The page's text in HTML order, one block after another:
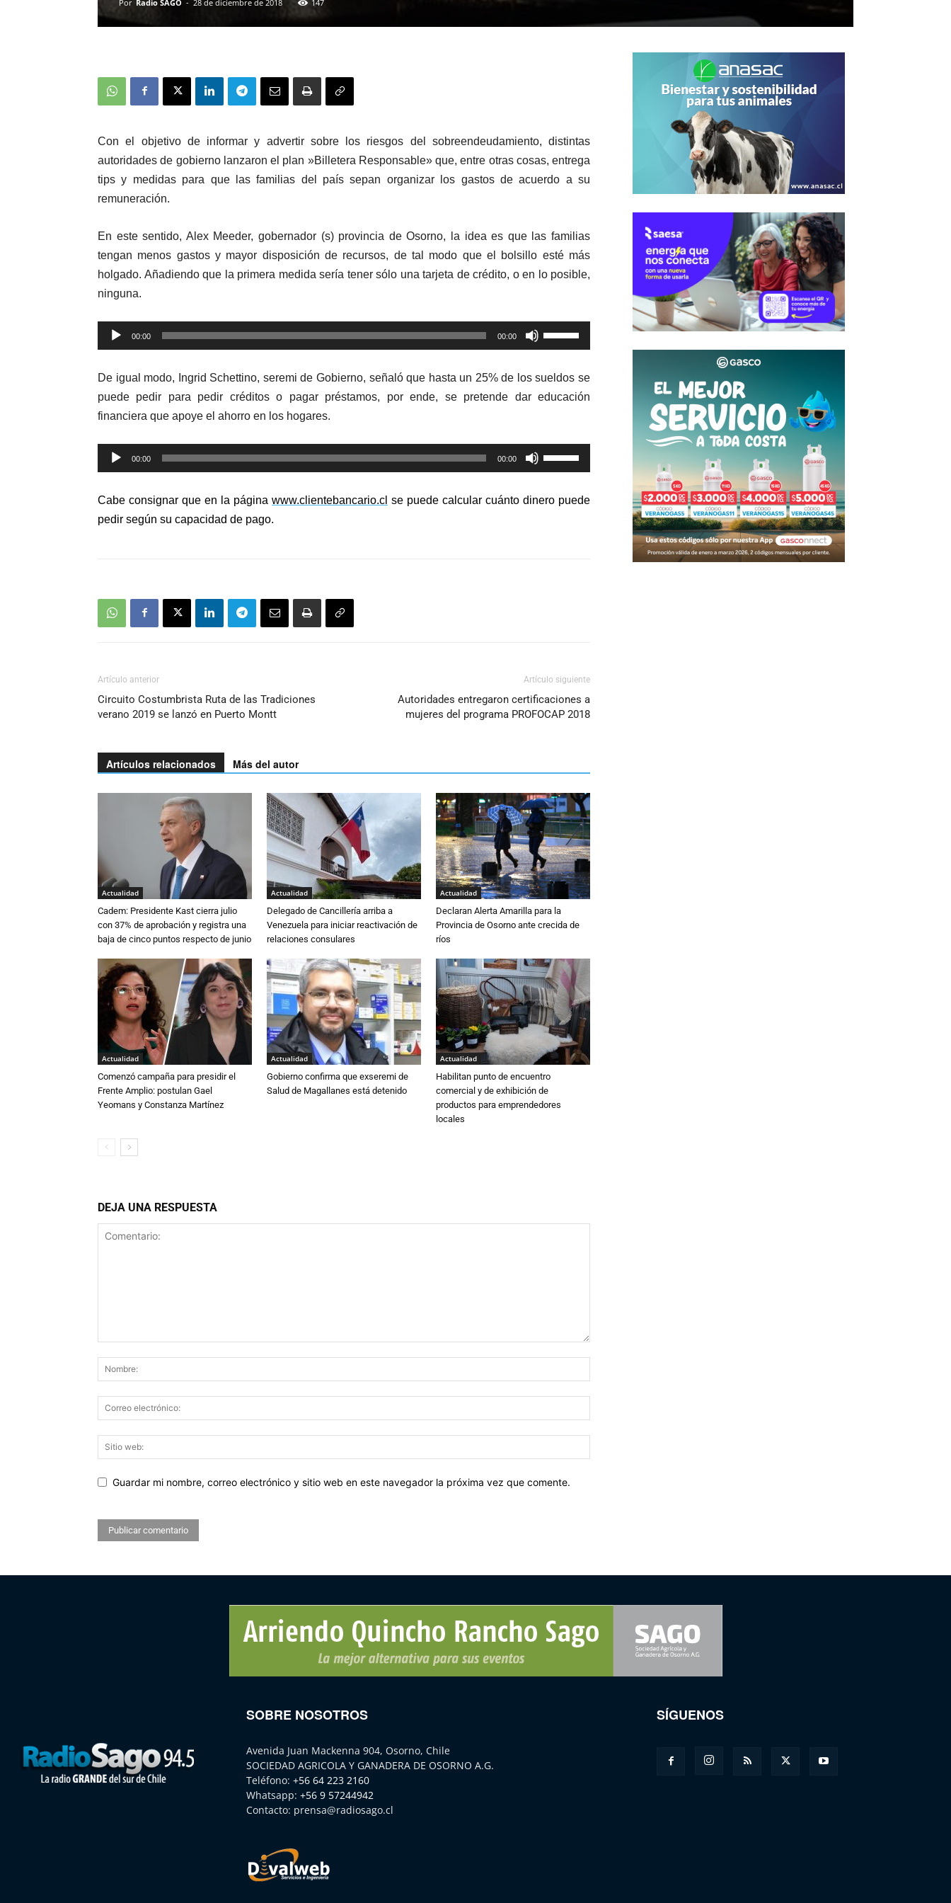
Por Radio SAGO - 28 de diciembre de 2018 147
Con el objetivo de informar y advertir sobre los riesgos del sobreendeudamiento, distintas
autoridades de gobierno lanzaron el plan »Billetera Responsable» que, entre otras cosas, entrega
tips y medidas para que las familias del país sepan organizar los gastos de acuerdo a su
remuneración.
En este sentido, Alex Meeder, gobernador (s) provincia de Osorno, la idea es que las familias
tengan menos gastos y mayor disposición de recursos, de tal modo que el bolsillo esté más
holgado. Añadiendo que la primera medida sería tener sólo una tarjeta de crédito, o en lo posible,
ninguna.
Reproductor
de
00:00 00:00
las
de
flecha
aumentar
disminuir
De igual modo, Ingrid Schettino, seremi de Gobierno, señaló que hasta un 25% de los sueldos se
puede pedir para pedir créditos o pagar préstamos, por ende, se pretende dar educación
financiera que apoye el ahorro en los hogares.
Reproductor
de
00:00 00:00
las
de
Cabe consignar que en la página www.clientebancario.cl se puede calcular cuánto dinero puede
pedir según su capacidad de pago.
Artículo anterior
Circuito Costumbrista Ruta de las Tradiciones
verano 2019 se lanzó en Puerto Montt
Artículo siguiente
Autoridades entregaron certificaciones a
mujeres del programa PROFOCAP 2018
Artículos relacionados Más del autor
Actualidad
Cadem: Presidente Kast cierra julio
con 37% de aprobación y registra una
baja de cinco puntos respecto de junio
Actualidad
Delegado de Cancillería arriba a
Venezuela para iniciar reactivación de
relaciones consulares
Actualidad
Declaran Alerta Amarilla para la
Provincia de Osorno ante crecida de
ríos
Actualidad
Comenzó campaña para presidir el
Frente Amplio: postulan Gael
Yeomans y Constanza Martínez
Actualidad
Gobierno confirma que exseremi de
Salud de Magallanes está detenido
Actualidad
Habilitan punto de encuentro
comercial y de exhibición de
productos para emprendedores
locales
DEJA UNA RESPUESTA
Guardar mi nombre, correo electrónico y sitio web en este navegador la próxima vez que comente.
SOBRE NOSOTROS
Avenida Juan Mackenna 904, Osorno, Chile
SOCIEDAD AGRICOLA Y GANADERA DE OSORNO A.G.
Teléfono: +56 64 223 2160
Whatsapp: +56 9 57244942
Contacto: prensa@radiosago.cl
SÍGUENOS